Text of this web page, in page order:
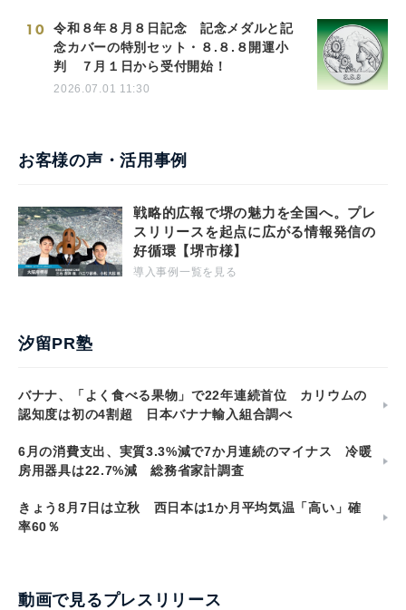
10
令和８年８月８日記念 記念メダルと記
念カバーの特別セット・８.８.８開運小
判 ７月１日から受付開始！
2026.07.01 11:30
お客様の声・活用事例
戦略的広報で堺の魅力を全国へ。プレ
スリリースを起点に広がる情報発信の
好循環【堺市様】
導入事例一覧を見る
汐留PR塾
バナナ、「よく食べる果物」で22年連続首位 カリウムの
認知度は初の4割超 日本バナナ輸入組合調べ
6月の消費支出、実質3.3%減で7か月連続のマイナス 冷暖
房用器具は22.7%減 総務省家計調査
きょう8月7日は立秋 西日本は1か月平均気温「高い」確
率60％
動画で見るプレスリリース